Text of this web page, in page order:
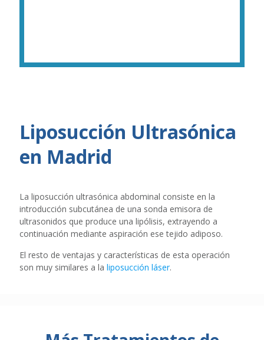
Liposucción Ultrasónica
en Madrid
La liposucción ultrasónica abdominal consiste en la
introducción subcutánea de una sonda emisora de
ultrasonidos que produce una lipólisis, extrayendo a
continuación mediante aspiración ese tejido adiposo.
El resto de ventajas y características de esta operación
son muy similares a la liposucción láser.